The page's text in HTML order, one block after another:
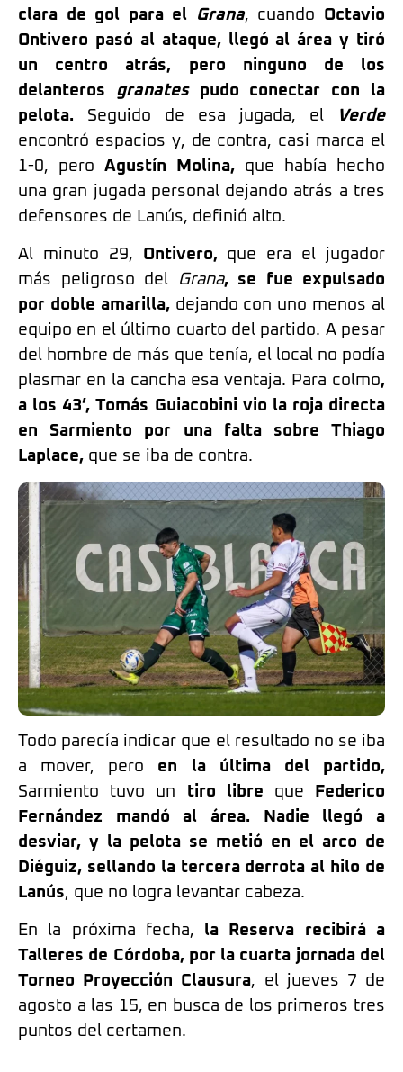
clara de gol para el
Grana, cuando Octavio
Ontivero pasó al ataque, llegó al área y tiró
un centro atrás, pero ninguno de los
delanteros granatespudo conectar con la
pelota. Seguido de esa jugada, el
Verde
encontró espacios y, de contra, casi marca el
1-0, pero Agustín Molina, que había hecho
una gran jugada personal dejando atrás a tres
defensores de Lanús, definió alto.
Al minuto 29, Ontivero, que era el jugador
más peligroso del
Grana, se fue expulsado
por doble amarilla, dejando con uno menos al
equipo en el último cuarto del partido. A pesar
del hombre de más que tenía, el local no podía
plasmar en la cancha esa ventaja. Para colmo,
a los 43’, Tomás Guiacobini vio la roja directa
en Sarmiento por una falta sobre Thiago
Laplace, que se iba de contra.
Todo parecía indicar que el resultado no se iba
a mover, pero en la última del partido,
Sarmiento tuvo un tiro libre que Federico
Fernández mandó al área. Nadie llegó a
desviar, y la pelota se metió en el arco de
Diéguiz, sellando la tercera derrota al hilo de
Lanús, que no logra levantar cabeza.
En la próxima fecha, la Reserva recibirá a
Talleres de Córdoba, por la cuarta jornada del
Torneo Proyección Clausura, el jueves 7 de
agosto a las 15, en busca de los primeros tres
puntos del certamen.